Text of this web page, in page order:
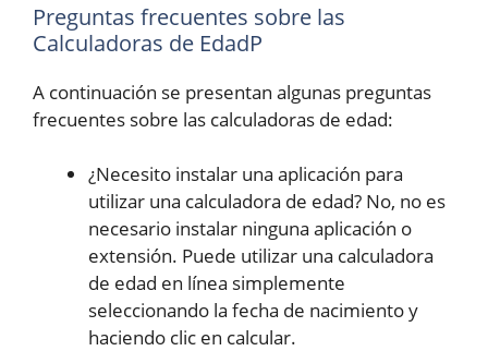
Preguntas frecuentes sobre las
Calculadoras de EdadP
A continuación se presentan algunas preguntas
frecuentes sobre las calculadoras de edad:
¿Necesito instalar una aplicación para
utilizar una calculadora de edad? No, no es
necesario instalar ninguna aplicación o
extensión. Puede utilizar una calculadora
de edad en línea simplemente
seleccionando la fecha de nacimiento y
haciendo clic en calcular.